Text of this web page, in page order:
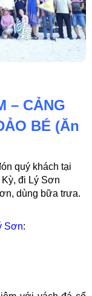
– CẢNG
BÉ (Ăn
quý khách tại
đi Lý Sơn
dùng bữa trưa.
Sơn: